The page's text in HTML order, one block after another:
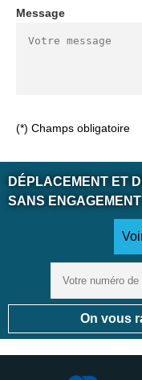
Message
(*) Champs obligatoire
DÉPLACEMENT ET
SANS ENGAGEMENT
On vous